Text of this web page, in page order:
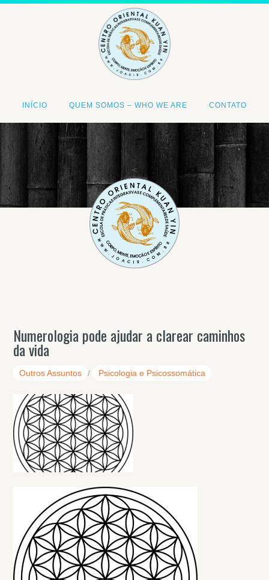
INÍCIO QUEM SOMOS – WHO WE ARE CONTATO
<
Numerologia pode ajudar a clarear caminhos
da vida
Outros Assuntos / Psicologia e Psicossomática